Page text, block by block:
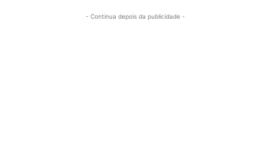
- Continua depois da publicidade -